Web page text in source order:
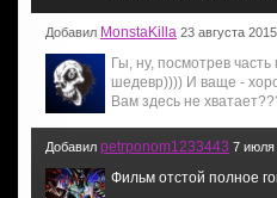
Добавил MonstaKilla 23 августа
Гы, ну, посмотрев часть
шедевр)))) И ваще -
Вам здесь не
Добавил petrponom1233443 7 июля
Фильм отстой полное